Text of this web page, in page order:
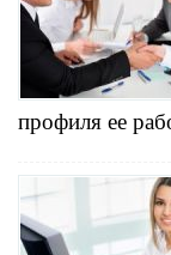
профиля ее